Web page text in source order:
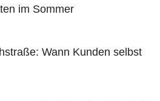
im Sommer
Wann Kunden selbst